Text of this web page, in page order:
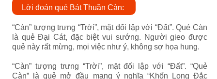
Lời đoán quẻ Bát Thuần Càn:
“Càn” tượng trưng “Trời”, mặt đối lập với “Đất”. Quẻ Càn
là quẻ Đại Cát, đặc biệt vui sướng. Người gieo được
quẻ này rất mừng, mọi việc như ý, không sợ họa hung.
“Càn” tượng trưng “Trời”, mặt đối lập với “Đất”. “Quẻ
Càn” là quẻ mở đầu mang ý nghĩa “Khốn Long Đắc